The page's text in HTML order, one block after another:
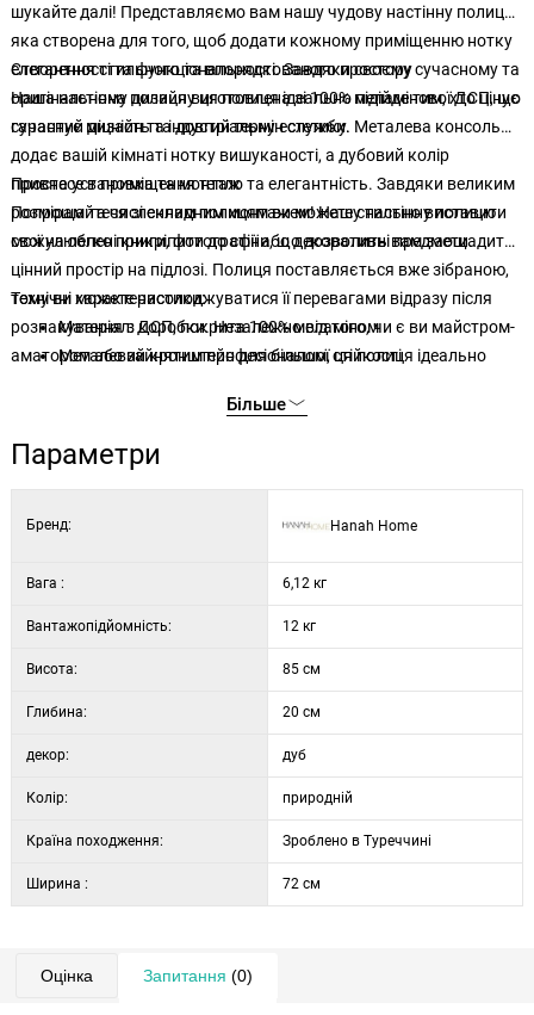
шукайте далі! Представляємо вам нашу чудову настінну полицю,
яка створена для того, щоб додати кожному приміщенню нотку
елегантності та функціональності. Завдяки своєму сучасному та
оригінальному дизайну ця полиця ідеально підійде тим, хто цінує
сучасний дизайн та індустріальну естетику.
Створення стильного та впорядкованого простору
Наша настінна полиця виготовлена зі 100% меламінової ДСП, що
гарантує міцність та довгий термін служби. Металева консоль
додає вашій кімнаті нотку вишуканості, а дубовий колір
привнесе в приміщення тепло та елегантність. Завдяки великим
розмірам та численним полицям ви можете стильно виставити
свої улюблені книги, фотографії або декоративні предмети.
Проста установка та монтаж
Попрощайтеся зі складним монтажем! Нашу настінну полицю
можна легко прикріпити до стіни, що дозволить вам заощадити
цінний простір на підлозі. Полиця поставляється вже зібраною,
тому ви можете насолоджуватися її перевагами відразу після
розпакування з коробки. Незалежно від того, чи є ви майстром-
аматором або зайнятим професіоналом, ця полиця ідеально
Технічні характеристики:
Матеріал: ДСП, покрита 100% меламіном
Металевий кронштейн для більшої стійкості
Глибина: 20 см
Більше
Параметри
Бренд: Hanah Home
Вага : 6,12 кг
Вантажопідйомність: 12 кг
Висота: 85 см
Глибина: 20 см
декор: дуб
Колір: природній
Країна походження: Зроблено в Туреччині
Ширина : 72 см
Оцінка Запитання (0)